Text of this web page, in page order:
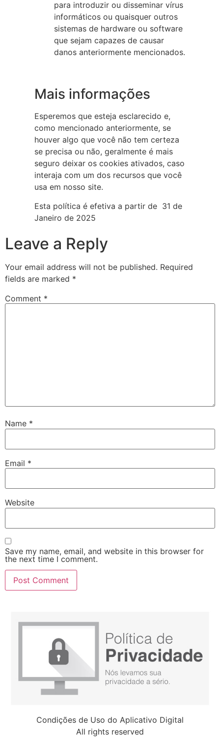
para introduzir ou disseminar vírus
informáticos ou quaisquer outros
sistemas de hardware ou software
que sejam capazes de causar
danos anteriormente mencionados.
Mais informações
Esperemos que esteja esclarecido e,
como mencionado anteriormente, se
houver algo que você não tem certeza
se precisa ou não, geralmente é mais
seguro deixar os cookies ativados, caso
interaja com um dos recursos que você
usa em nosso site.
Esta política é efetiva a partir de 31 de
Janeiro de 2025
Leave a Reply
Your email address will not be published. Required
fields are marked *
Comment *
Name *
Email *
Website
Save my name, email, and website in this browser for
the next time I comment.
Condições de Uso do Aplicativo Digital
All rights reserved